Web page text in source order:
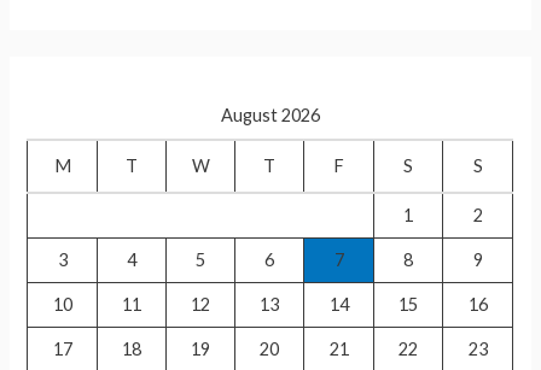
o
August 2026
M T W T F S S
1 2
3 4 5 6 7 8 9
10 11 12 13 14 15 16
17 18 19 20 21 22 23